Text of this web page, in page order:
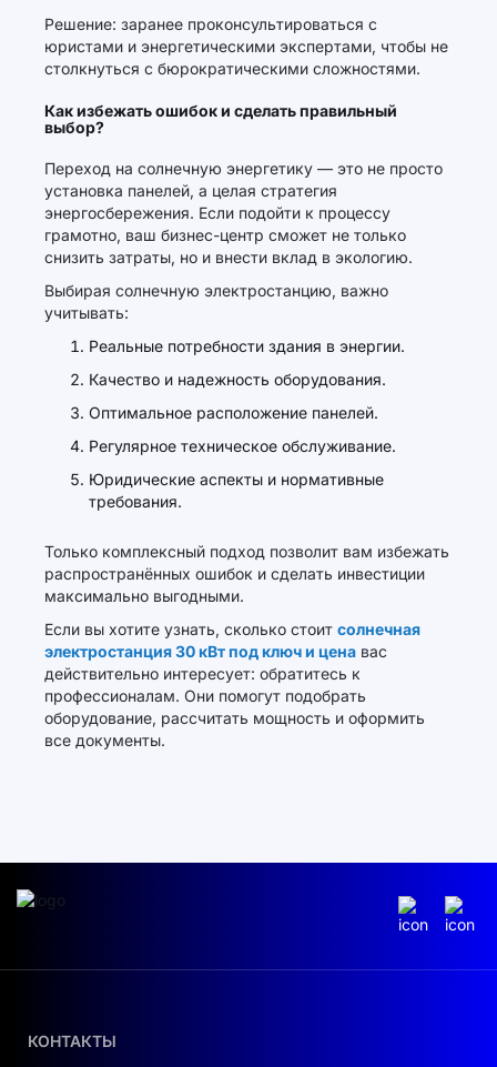
Решение: заранее проконсультироваться с
юристами и энергетическими экспертами, чтобы не
столкнуться с бюрократическими сложностями.
Как избежать ошибок и сделать правильный
выбор?
Переход на солнечную энергетику — это не просто
установка панелей, а целая стратегия
энергосбережения. Если подойти к процессу
грамотно, ваш бизнес-центр сможет не только
снизить затраты, но и внести вклад в экологию.
Выбирая солнечную электростанцию, важно
учитывать:
Реальные потребности здания в энергии.
Качество и надежность оборудования.
Оптимальное расположение панелей.
Регулярное техническое обслуживание.
Юридические аспекты и нормативные
требования.
Только комплексный подход позволит вам избежать
распространённых ошибок и сделать инвестиции
максимально выгодными.
Если вы хотите узнать, сколько стоит солнечная
электростанция 30 кВт под ключ и цена вас
действительно интересует: обратитесь к
профессионалам. Они помогут подобрать
оборудование, рассчитать мощность и оформить
все документы.
КОНТАКТЫ